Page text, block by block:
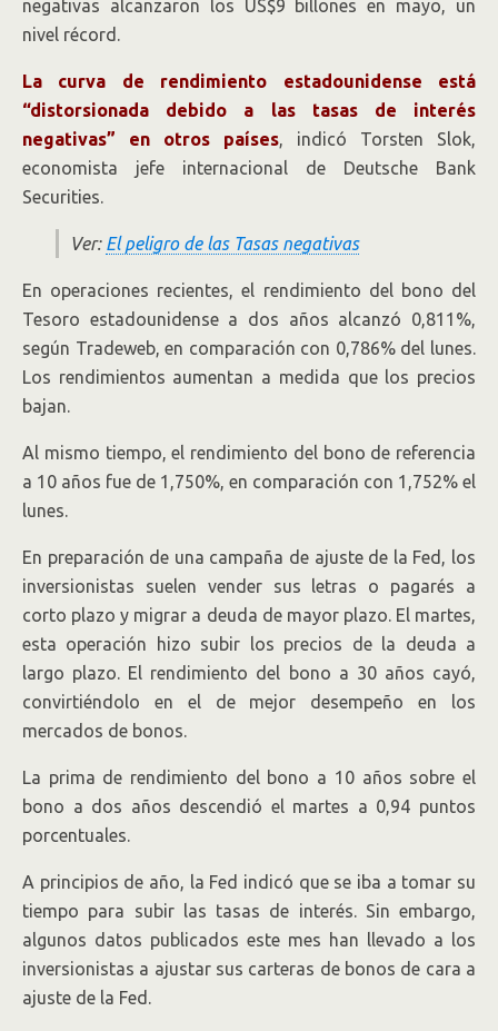
negativas alcanzaron los US$9 billones en mayo, un
nivel récord.
La curva de rendimiento estadounidense está
“distorsionada debido a las tasas de interés
negativas” en otros países, indicó Torsten Slok,
economista jefe internacional de Deutsche Bank
Securities.
Ver: El peligro de las Tasas negativas
En operaciones recientes, el rendimiento del bono del
Tesoro estadounidense a dos años alcanzó 0,811%,
según Tradeweb, en comparación con 0,786% del lunes.
Los rendimientos aumentan a medida que los precios
bajan.
Al mismo tiempo, el rendimiento del bono de referencia
a 10 años fue de 1,750%, en comparación con 1,752% el
lunes.
En preparación de una campaña de ajuste de la Fed, los
inversionistas suelen vender sus letras o pagarés a
corto plazo y migrar a deuda de mayor plazo. El martes,
esta operación hizo subir los precios de la deuda a
largo plazo. El rendimiento del bono a 30 años cayó,
convirtiéndolo en el de mejor desempeño en los
mercados de bonos.
La prima de rendimiento del bono a 10 años sobre el
bono a dos años descendió el martes a 0,94 puntos
porcentuales.
A principios de año, la Fed indicó que se iba a tomar su
tiempo para subir las tasas de interés. Sin embargo,
algunos datos publicados este mes han llevado a los
inversionistas a ajustar sus carteras de bonos de cara a
ajuste de la Fed.